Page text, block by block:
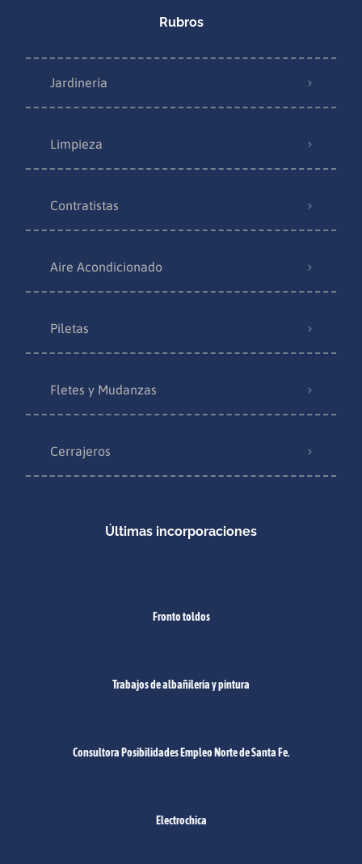
Rubros
Jardinería
Limpieza
Contratistas
Aire Acondicionado
Piletas
Fletes y Mudanzas
Cerrajeros
Últimas incorporaciones
Fronto toldos
Trabajos de albañilería y pintura
Consultora Posibilidades Empleo Norte de Santa Fe.
Electrochica